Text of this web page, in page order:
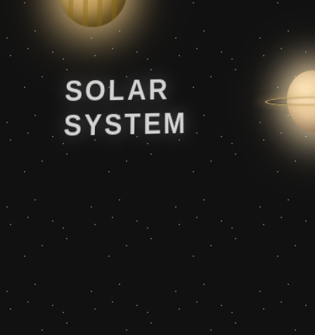
SOLAR
SYSTEM